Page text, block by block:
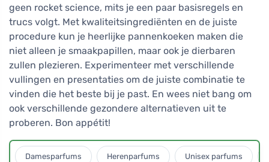
geen rocket science, mits je een paar basisregels en
trucs volgt. Met kwaliteitsingrediënten en de juiste
procedure kun je heerlijke pannenkoeken maken die
niet alleen je smaakpapillen, maar ook je dierbaren
zullen plezieren. Experimenteer met verschillende
vullingen en presentaties om de juiste combinatie te
vinden die het beste bij je past. En wees niet bang om
ook verschillende gezondere alternatieven uit te
proberen. Bon appétit!
Damesparfums Herenparfums Unisex parfums